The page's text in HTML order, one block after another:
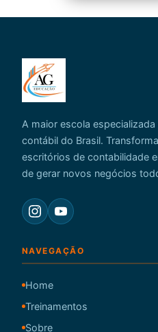
A maior escola
contábil do Brasil.
escritórios de contabilidade
de gerar novos negócios
NAVEGAÇÃO
Home
Treinamentos
Sobre